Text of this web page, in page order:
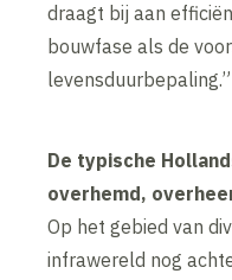
draagt bij aan
bouwfase als de
levensduurbepaling.”
De typische
overhemd,
Op het gebied van
infrawereld nog